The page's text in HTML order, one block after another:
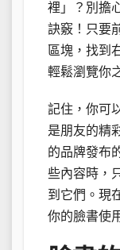
裡」？別擔
訣竅！只要
區塊，找到
輕鬆瀏覽你
記住，你可
是朋友的精
的品牌發布
些內容時，
到它們。現
你的臉書使